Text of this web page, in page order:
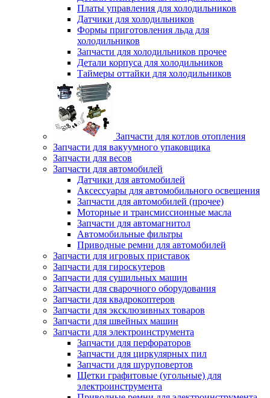
Платы управления для холодильников
Датчики для холодильников
Формы приготовления льда для
холодильников
Запчасти для холодильников прочее
Детали корпуса для холодильников
Таймеры оттайки для холодильников
Запчасти для котлов отопления
Запчасти для вакуумного упаковщика
Запчасти для весов
Запчасти для автомобилей
Датчики для автомобилей
Аксессуары для автомобильного освещения
Запчасти для автомобилей (прочее)
Моторные и трансмиссионные масла
Запчасти для автомагнитол
Автомобильные фильтры
Приводные ремни для автомобилей
Запчасти для игровых приставок
Запчасти для гироскутеров
Запчасти для сушильных машин
Запчасти для сварочного оборудования
Запчасти для квадрокоптеров
Запчасти для эксклюзивных товаров
Запчасти для швейных машин
Запчасти для электроинструмента
Запчасти для перфораторов
Запчасти для циркулярных пил
Запчасти для шуруповертов
Щетки графитовые (угольные) для
электроинструмента